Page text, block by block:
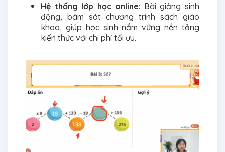
Hệ thống lớp học online: Bài giảng sinh
động, bám sát chương trình sách giáo
khoa, giúp học sinh nắm vững nền tảng
kiến thức với chi phí tối ưu.